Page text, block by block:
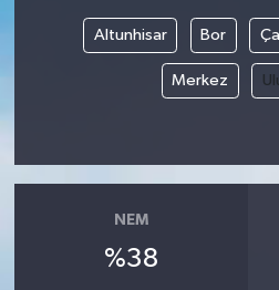
Altunhisar Bor
Merkez
NEM
%38
Kadın
Akhisar Emlak